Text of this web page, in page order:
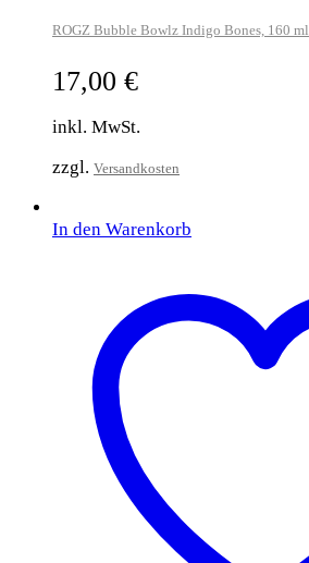
ROGZ Bubble Bowlz Indigo Bones, 160 ml
17,00 €
inkl. MwSt.
zzgl. Versandkosten
In den Warenkorb